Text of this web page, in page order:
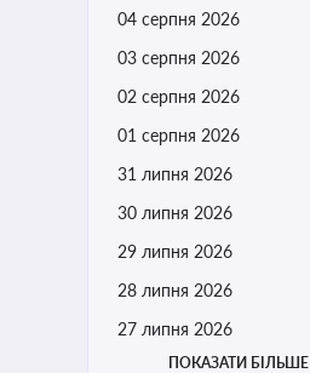
04 серпня 2026
03 серпня 2026
02 серпня 2026
01 серпня 2026
31 липня 2026
30 липня 2026
29 липня 2026
28 липня 2026
27 липня 2026
ПОКАЗАТИ БІЛЬШЕ